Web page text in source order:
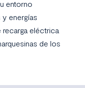
entorno
energías
recarga eléctrica
de los